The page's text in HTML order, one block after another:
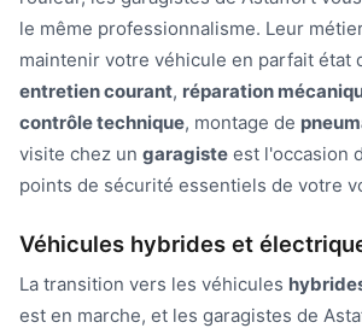
le même professionnalisme. Leur
maintenir votre véhicule en parfait état
entretien courant, réparation
contrôle technique, montage de
visite chez un garagiste est l'occasion
points de sécurité essentiels de votre
Véhicules hybrides et
La transition vers les véhicules
est en marche, et les garagistes de